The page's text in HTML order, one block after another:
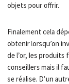
objets pour offrir.
Finalement cela
obtenir lorsqu’on
de l’or, les
conseillers mais il
se réalise. D’un